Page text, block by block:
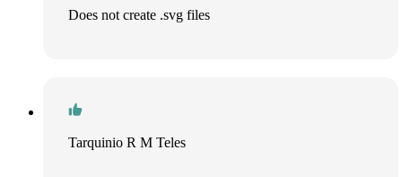
Does not create .svg files
Tarquinio R M Teles